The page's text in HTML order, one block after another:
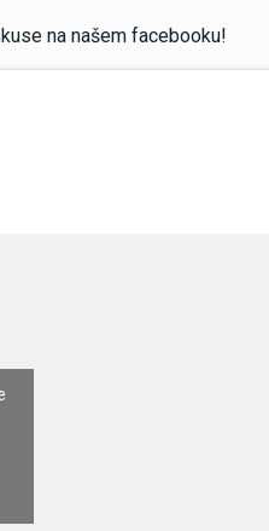
na našem facebooku!